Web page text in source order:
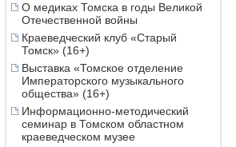
О медиках Томска в годы Великой
Отечественной войны
Краеведческий клуб «Старый
Томск» (16+)
Выставка «Томское отделение
Императорского музыкального
общества» (16+)
Информационно-методический
семинар в Томском областном
краеведческом музее